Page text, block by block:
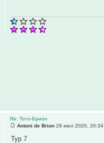
Re: Тото-Брион
Antoni de Brion 29 июл 2020, 20:34
Тур 7